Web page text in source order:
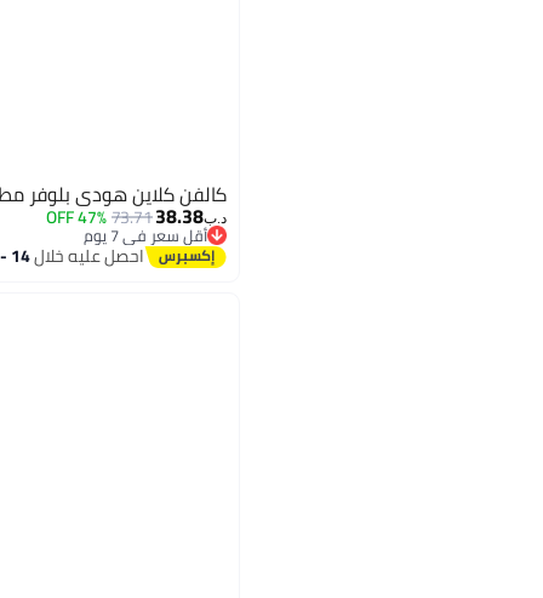
كالفن كلاين هودي بلوفر
د.ب‏38.38
73.71
47% OFF
أقل سعر في 7 يوم
أقل سعر في 7 يوماحصل عليه خلال14 - 15 اغسطس